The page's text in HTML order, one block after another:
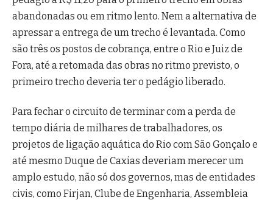
abandonadas ou em ritmo lento. Nem a alternativa de
apressar a entrega de um trecho é levantada. Como
são três os postos de cobrança, entre o Rio e Juiz de
Fora, até a retomada das obras no ritmo previsto, o
primeiro trecho deveria ter o pedágio liberado.
Para fechar o circuito de terminar com a perda de
tempo diária de milhares de trabalhadores, os
projetos de ligação aquática do Rio com São Gonçalo e
até mesmo Duque de Caxias deveriam merecer um
amplo estudo, não só dos governos, mas de entidades
civis, como Firjan, Clube de Engenharia, Assembleia